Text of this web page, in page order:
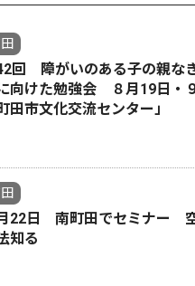
回 障がいのある子の親な
向けた勉強会 ８月19日・
田市文化交流センター」
22日 南町田でセミナー
知る